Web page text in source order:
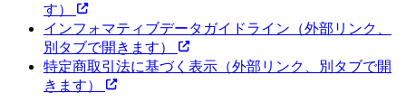
す）
インフォマティブデータガイドライン （外部リンク、
別タブで開きます）
特定商取引法に基づく表示 （外部リンク、別タブで開
きます）